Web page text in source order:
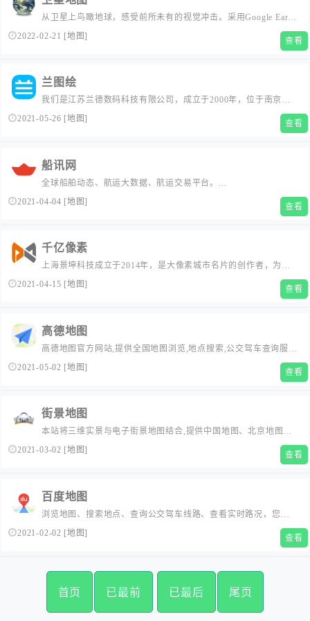
从卫星上鸟瞰地球，感受前所未有的视觉冲击。采用Google Earth
Maps等开放接口技术构建，操作十分简便，鼠标点击即可轻松拖
2022-02-21 [地图] 查看
兰图绘
我们是江苏兰德数码科技有限公司，成立于2000年，位于南京。
是国家级高新技术企业、双软企业、中国地理信息产业百强企
业。公司先后成立了地理信息工程技术研究中心、江苏省地理信
资打造了1...
2021-05-26 [地图] 查看
船讯网
全球船舶动态、航运大数据、航运交易平台。...
2021-04-04 [地图] 查看
千亿像素
上海景坤科技成立于2014年，是大像素城市名片的创作者，为全
球70余个城市创作了互联网城市名片，全球访问量已超12亿次。
2021-04-15 [地图] 查看
高德地图
高德地图官方网站,提供全国地图浏览,地点搜索,公交驾车查询服
务。可同时查看商家团购、优惠信息。高德地图,您的出行、生活
2021-05-02 [地图] 查看
街景地图
本站将三维实景与电子街景地图结合,提供中国地图、北京地图、
上海地图、深圳地图、杭州地图、广州地图、苏州地图、济南地
图、温州地图、郑州地图等全国各主要城市地图搜索服务及公交
2021-03-02 [地图] 查看
百度地图
浏览地图、搜索地点、查询公交驾车线路、查看实时路况，您的
出行指南、生活助手。提供地铁线路图浏览，乘车方案查询，以
2021-02-02 [地图] 查看
首页 已最前 已最后 尾页